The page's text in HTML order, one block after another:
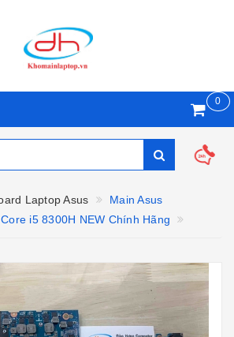
0
Laptop Asus
Main Asus
i5 8300H NEW Chính Hãng